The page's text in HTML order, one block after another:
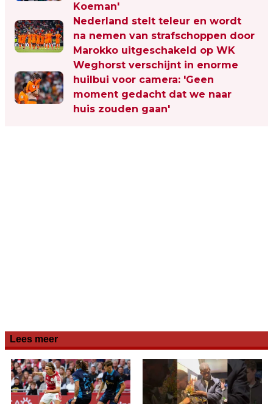
Koeman'
Nederland stelt teleur en wordt
na nemen van strafschoppen door
Marokko uitgeschakeld op WK
Weghorst verschijnt in enorme
huilbui voor camera: 'Geen
moment gedacht dat we naar
huis zouden gaan'